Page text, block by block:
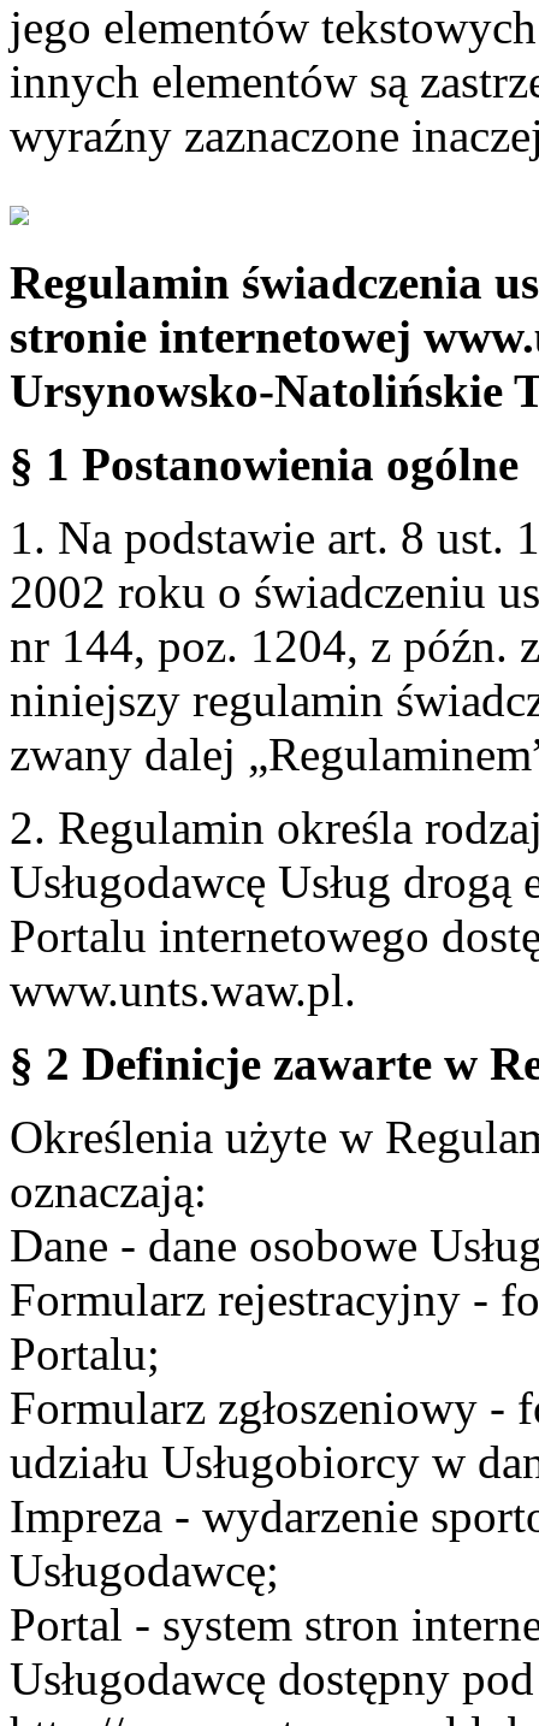
jego elementów
innych elementów są
wyraźny zaznaczone
Regulamin świadczenia
stronie internetowej
Ursynowsko-Natolińskie
§ 1 Postanowienia ogólne
1. Na podstawie art. 8 ust.
2002 roku o świadczeniu
nr 144, poz. 1204, z późn.
niniejszy regulamin
zwany dalej
2. Regulamin określa
Usługodawcę Usług
Portalu internetowego
www.unts.waw.pl.
§ 2 Definicje zawarte w
Określenia użyte w
oznaczają:
Dane - dane osobowe
Formularz rejestracyjny -
Portalu;
Formularz zgłoszeniowy -
udziału Usługobiorcy w
Impreza - wydarzenie
Usługodawcę;
Portal - system stron
Usługodawcę dostępny